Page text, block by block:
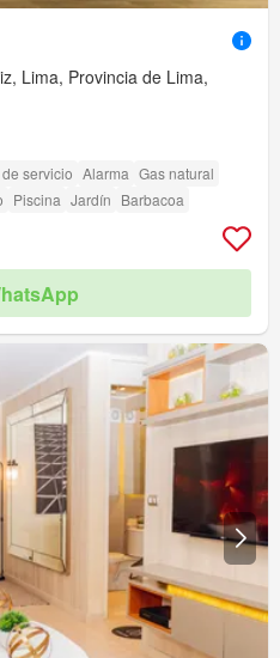
Lima, Provincia de Lima,
servicio Alarma Gas natural
Piscina Jardín Barbacoa